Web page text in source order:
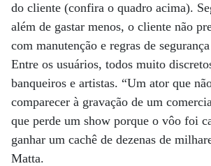
do cliente (confira o quadro acima).
além de gastar menos, o cliente não
com manutenção e regras de
Entre os usuários, todos muito
banqueiros e artistas. “Um ator que
comparecer à gravação de um
que perde um show porque o vôo foi
ganhar um cachê de dezenas de
Matta.